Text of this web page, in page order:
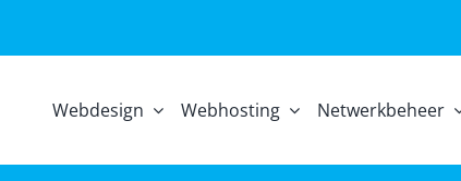
Webdesign Webhosting Netwerkbeheer